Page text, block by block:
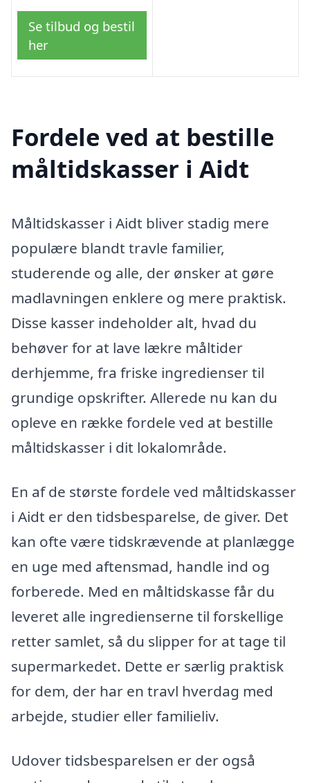
Se tilbud og bestil
her
Fordele ved at bestille
måltidskasser i Aidt
Måltidskasser i Aidt bliver stadig mere
populære blandt travle familier,
studerende og alle, der ønsker at gøre
madlavningen enklere og mere praktisk.
Disse kasser indeholder alt, hvad du
behøver for at lave lækre måltider
derhjemme, fra friske ingredienser til
grundige opskrifter. Allerede nu kan du
opleve en række fordele ved at bestille
måltidskasser i dit lokalområde.
En af de største fordele ved måltidskasser
i Aidt er den tidsbesparelse, de giver. Det
kan ofte være tidskrævende at planlægge
en uge med aftensmad, handle ind og
forberede. Med en måltidskasse får du
leveret alle ingredienserne til forskellige
retter samlet, så du slipper for at tage til
supermarkedet. Dette er særlig praktisk
for dem, der har en travl hverdag med
arbejde, studier eller familieliv.
Udover tidsbesparelsen er der også